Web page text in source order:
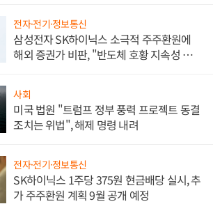
전자·전기·정보통신
삼성전자 SK하이닉스 소극적 주주환원에
해외 증권가 비판, "반도체 호황 지속성 의
사회
미국 법원 "트럼프 정부 풍력 프로젝트 동결
조치는 위법", 해제 명령 내려
전자·전기·정보통신
SK하이닉스 1주당 375원 현금배당 실시, 추
가 주주환원 계획 9월 공개 예정